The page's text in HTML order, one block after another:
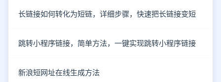
长链接如何转化为短链，详细步骤，快速把长链接变短
跳转小程序链接，简单方法，一键实现跳转小程序链接
新浪短网址在线生成方法